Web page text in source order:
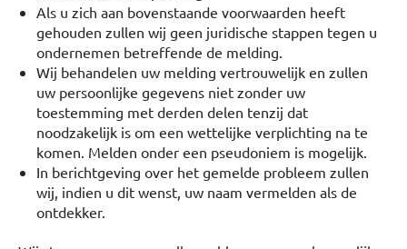
Als u zich aan bovenstaande voorwaarden heeft
gehouden zullen wij geen juridische stappen tegen u
ondernemen betreffende de melding.
Wij behandelen uw melding vertrouwelijk en zullen
uw persoonlijke gegevens niet zonder uw
toestemming met derden delen tenzij dat
noodzakelijk is om een wettelijke verplichting na te
komen. Melden onder een pseudoniem is mogelijk.
In berichtgeving over het gemelde probleem zullen
wij, indien u dit wenst, uw naam vermelden als de
ontdekker.